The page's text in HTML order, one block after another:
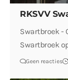
RKSVV
Swartbroek -
Swartbroek
Geen reacties